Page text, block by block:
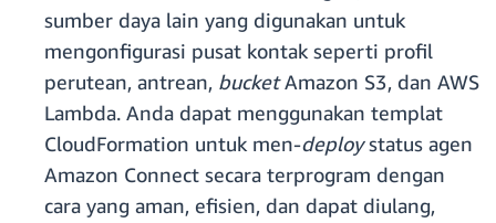
sumber daya lain yang digunakan untuk
mengonfigurasi pusat kontak seperti profil
perutean, antrean, bucketAmazon S3, dan AWS
Lambda. Anda dapat menggunakan templat
CloudFormation untuk men-deploystatus agen
Amazon Connect secara terprogram dengan
cara yang aman, efisien, dan dapat diulang,